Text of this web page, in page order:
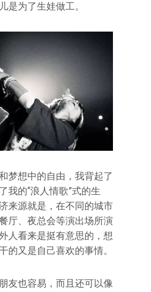
是为了生娃做工。
梦想中的自由，我背起了
我的“浪人情歌”式的生
来源就是，在不同的城市
厅、夜总会等演出场所演
人看来是挺有意思的，想
的又是自己喜欢的事情。
友也容易，而且还可以像